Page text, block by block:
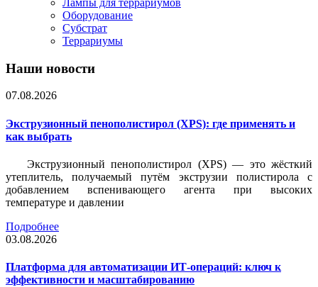
Лампы для террариумов
Оборудование
Субстрат
Террариумы
Наши новости
07.08.2026
Экструзионный пенополистирол (XPS): где применять и
как выбрать
Экструзионный пенополистирол (XPS) — это жёсткий
утеплитель, получаемый путём экструзии полистирола с
добавлением вспенивающего агента при высоких
температуре и давлении
Подробнее
03.08.2026
Платформа для автоматизации ИТ-операций: ключ к
эффективности и масштабированию